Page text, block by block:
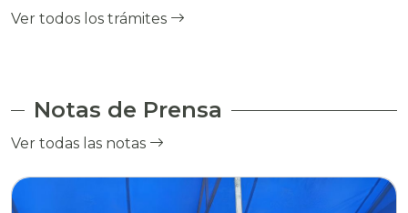
Ver todos los trámites
Notas de Prensa
Ver todas las notas